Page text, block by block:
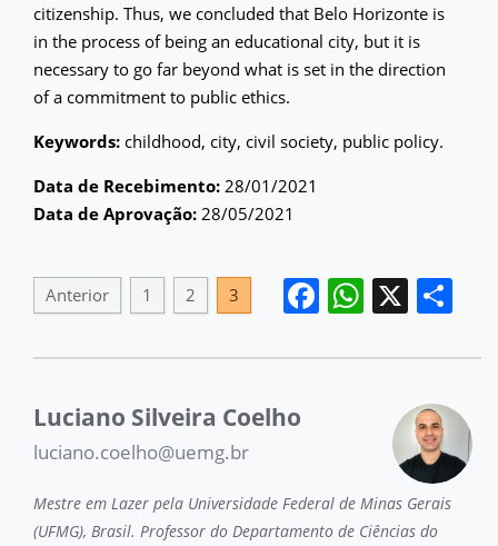
citizenship. Thus, we concluded that Belo Horizonte is
in the process of being an educational city, but it is
necessary to go far beyond what is set in the direction
of a commitment to public ethics.
Keywords: childhood, city, civil society, public policy.
Data de Recebimento: 28/01/2021
Data de Aprovação: 28/05/2021
Facebook
X
Anterior 1 2 3
Luciano Silveira Coelho
luciano.coelho@uemg.br
Mestre em Lazer pela Universidade Federal de Minas Gerais
(UFMG), Brasil. Professor do Departamento de Ciências do